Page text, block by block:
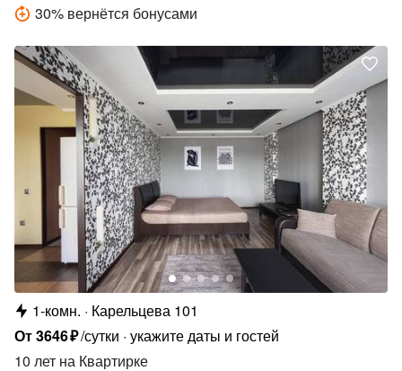
30% вернётся бонусами
1-комн.
Карельцева 101
От3646₽/сутки укажите даты и гостей
10 лет на Квартирке